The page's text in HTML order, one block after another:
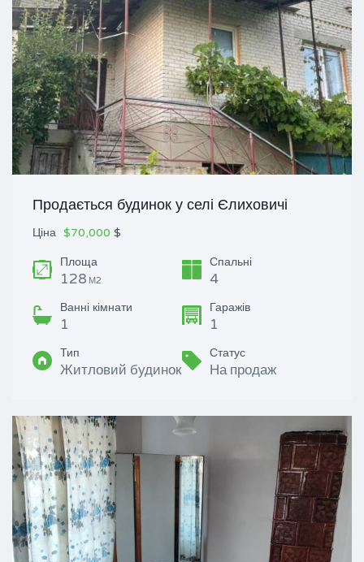
Продається будинок у селі Єлиховичі
Ціна $70,000 $
Площа
128 М2
Спальні
4
Ванні кімнати
1
Гаражів
1
Тип
Житловий будинок
Статус
На продаж